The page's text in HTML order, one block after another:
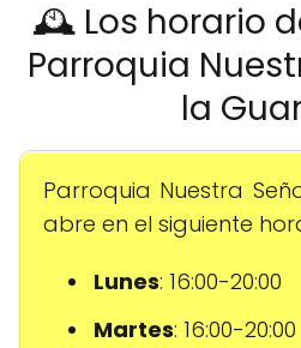
🕰️ Los horario
Parroquia
la
Parroquia Nuestra
abre en el siguiente
Lunes: 16:00-20:00
Martes: 16:00-20:00